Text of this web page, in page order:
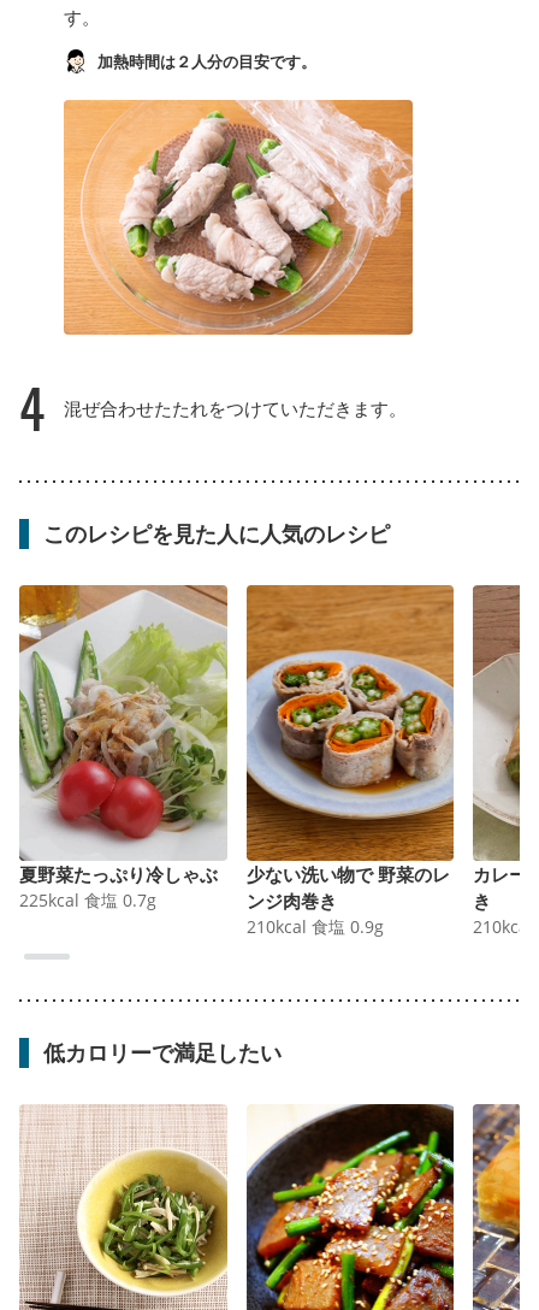
す。
加熱時間は２人分の目安です。
4 混ぜ合わせたたれをつけていただきます。
このレシピを見た人に人気のレシピ
夏野菜たっぷり冷しゃぶ
225kcal 食塩 0.7g
少ない洗い物で 野菜のレ
ンジ肉巻き
210kcal 食塩 0.9g
カレー
き
210kcal
低カロリーで満足したい